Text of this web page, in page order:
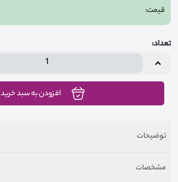
قیمت:
تعداد:
افزودن به سبد خرید
توضیحات
مشخصات